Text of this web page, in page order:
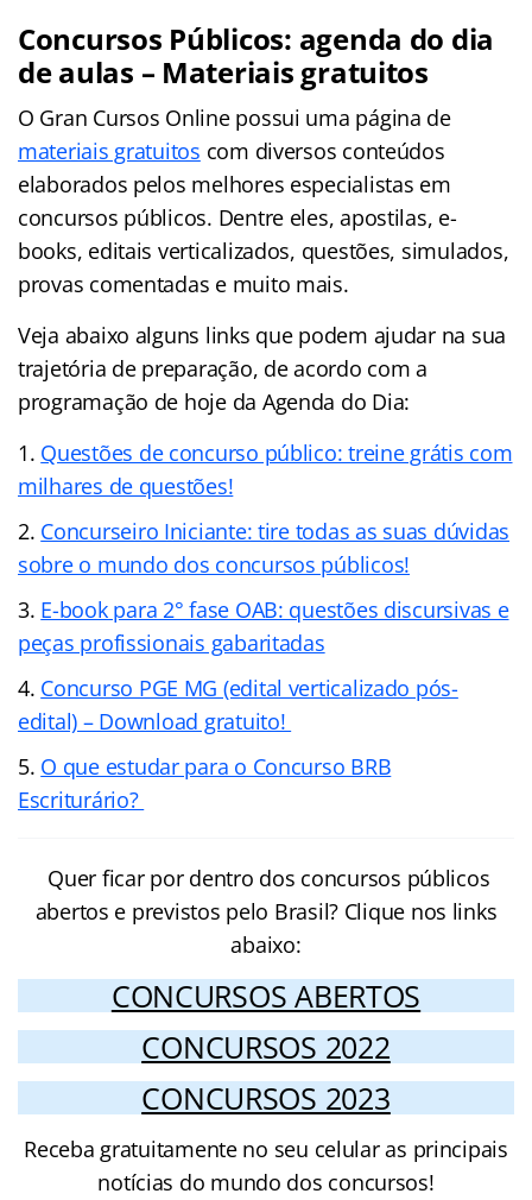
Concursos Públicos: agenda do dia
de aulas – Materiais gratuitos
O Gran Cursos Online possui uma página de
materiais gratuitos com diversos conteúdos
elaborados pelos melhores especialistas em
concursos públicos. Dentre eles, apostilas, e-
books, editais verticalizados, questões, simulados,
provas comentadas e muito mais.
Veja abaixo alguns links que podem ajudar na sua
trajetória de preparação, de acordo com a
programação de hoje da Agenda do Dia:
Questões de concurso público: treine grátis com
milhares de questões!
Concurseiro Iniciante: tire todas as suas dúvidas
sobre o mundo dos concursos públicos!
E-book para 2° fase OAB: questões discursivas e
peças profissionais gabaritadas
Concurso PGE MG (edital verticalizado pós-
edital) – Download gratuito!
O que estudar para o Concurso BRB
Escriturário?
Quer ficar por dentro dos concursos públicos
abertos e previstos pelo Brasil? Clique nos links
abaixo:
CONCURSOS ABERTOS
CONCURSOS 2022
CONCURSOS 2023
Receba gratuitamente no seu celular as principais
notícias do mundo dos concursos!